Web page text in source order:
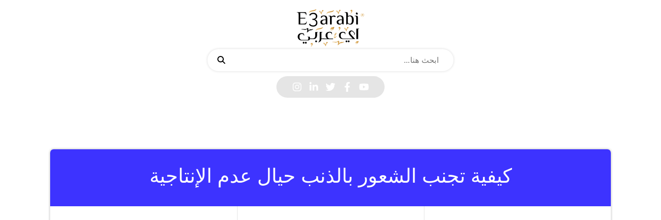
كيفية تجنب الشعور بالذنب حيال عدم الإنتاجية